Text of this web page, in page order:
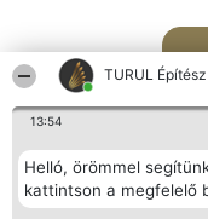
TURUL Építész
13:54
Helló, örömmel
kattintson a megfelelő